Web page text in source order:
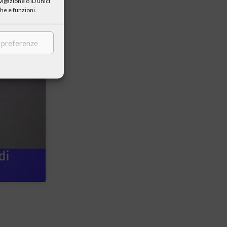
e funzioni.